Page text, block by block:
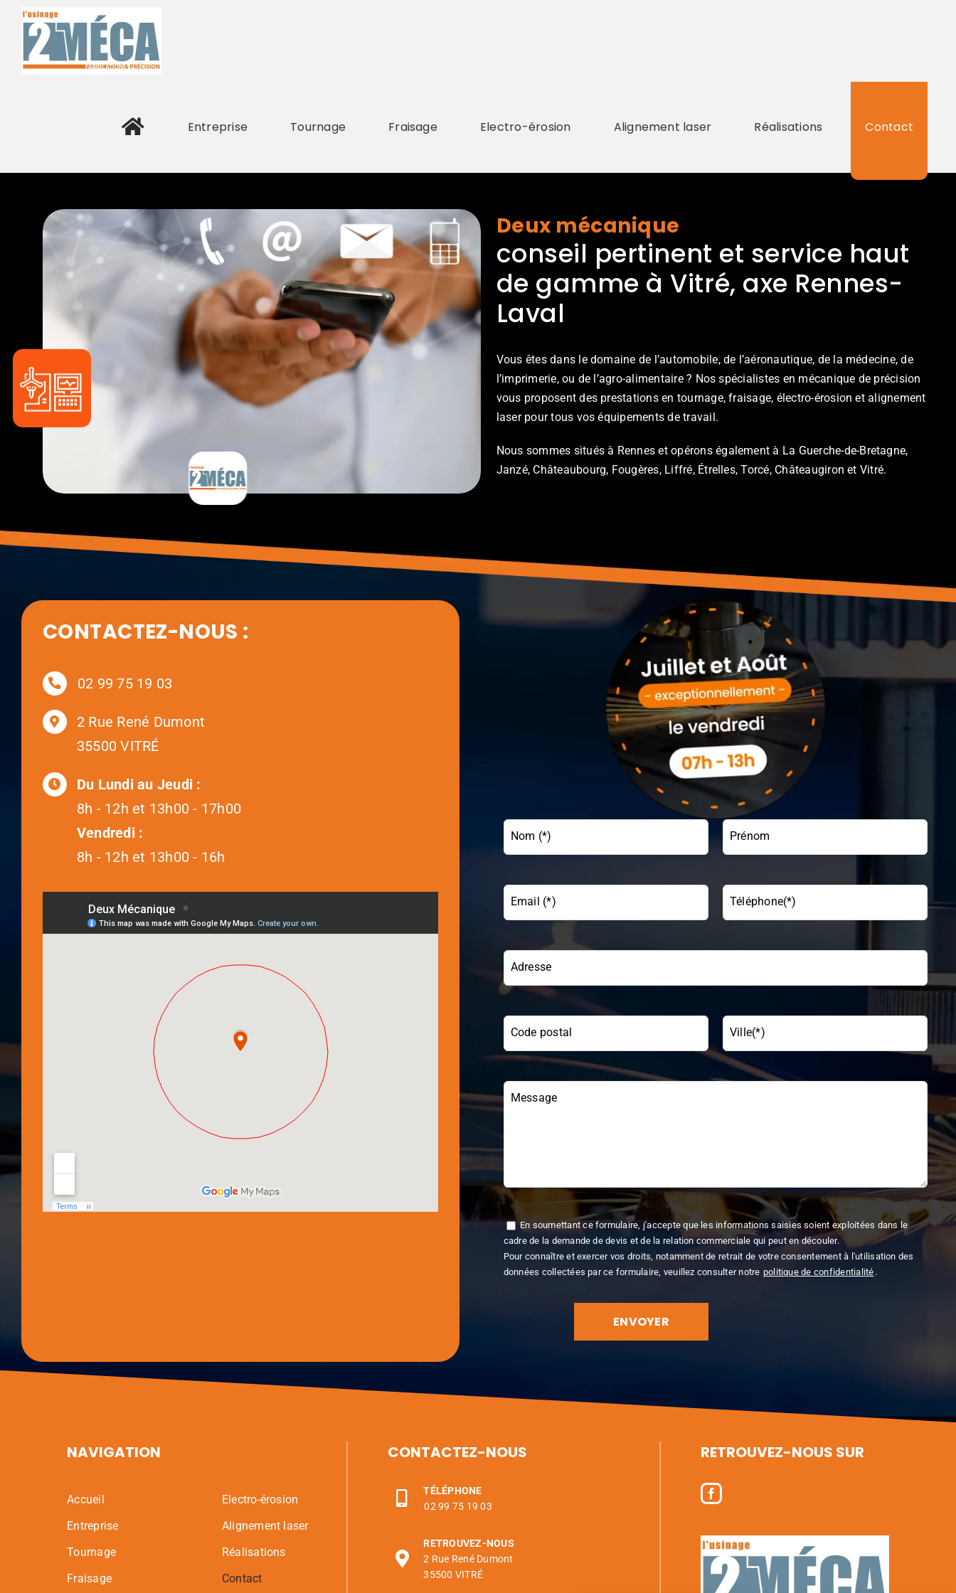
Passer
contenu
Entreprise Tournage Fraisage Electro-érosion Alignement laser Réalisations Contact
Deux mécanique
conseil pertinent et service haut
de gamme à Vitré, axe Rennes-
Laval
Vous êtes dans le domaine de l’automobile, de l’aéronautique, de la médecine, de
l’imprimerie, ou de l’agro-alimentaire ? Nos spécialistes en mécanique de précision
vous proposent des prestations en tournage, fraisage, électro-érosion et alignement
laser pour tous vos équipements de travail.
Nous sommes situés à Rennes et opérons également à La Guerche-de-Bretagne,
Janzé, Châteaubourg, Fougères, Liffré, Étrelles, Torcé, Châteaugiron et Vitré.
CONTACTEZ-NOUS :
02 99 75 19 03
2 Rue René Dumont
35500 VITRÉ
Du Lundi au Jeudi :
8h - 12h et 13h00 - 17h00
Vendredi :
8h - 12h et 13h00 - 16h
Nom (*) Prénom
Email (*) Téléphone(*)
Adresse
Code postal Ville(*)
Message
En soumettant ce formulaire, j'accepte que les informations saisies soient exploitées dans le
cadre de la demande de devis et de la relation commerciale qui peut en découler.
Pour connaître et exercer vos droits, notamment de retrait de votre consentement à l'utilisation des
données collectées par ce formulaire, veuillez consulter notre politique de confidentialité .
NAVIGATION
Accueil
Entreprise
Tournage
Fraisage
Electro-érosion
Alignement laser
Réalisations
Contact
CONTACTEZ-NOUS
TÉLÉPHONE
02 99 75 19 03
RETROUVEZ-NOUS
2 Rue René Dumont
35500 VITRÉ
RETROUVEZ-NOUS SUR